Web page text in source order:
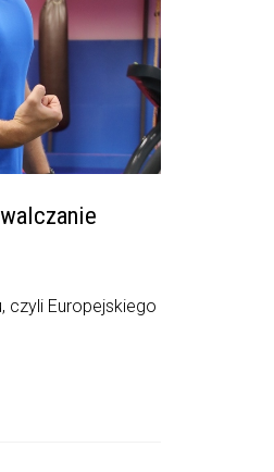
czyli Europejskiego